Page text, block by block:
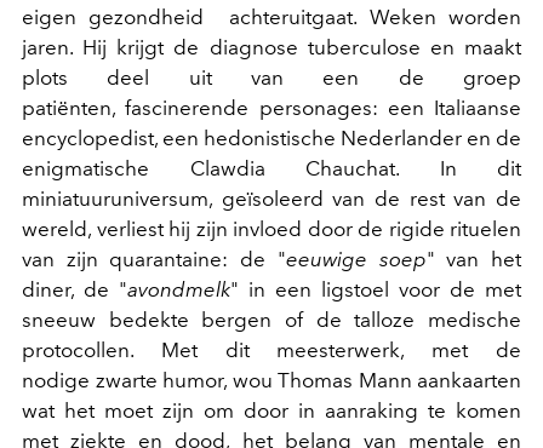
eigen gezondheid achteruitgaat. Weken worden
jaren. Hij krijgt de diagnose tuberculose en maakt
plots deel uit van een de groep
patiënten, fascinerende personages: een Italiaanse
encyclopedist, een hedonistische Nederlander en de
enigmatische Clawdia Chauchat. In dit
miniatuuruniversum, geïsoleerd van de rest van de
wereld, verliest hij zijn invloed door de rigide rituelen
van zijn quarantaine: de "eeuwige soep" van het
diner, de "avondmelk" in een ligstoel voor de met
sneeuw bedekte bergen of de talloze medische
protocollen. Met dit meesterwerk, met de
nodige zwarte humor, wou Thomas Mann aankaarten
wat het moet zijn om door in aanraking te komen
met ziekte en dood, het belang van mentale en